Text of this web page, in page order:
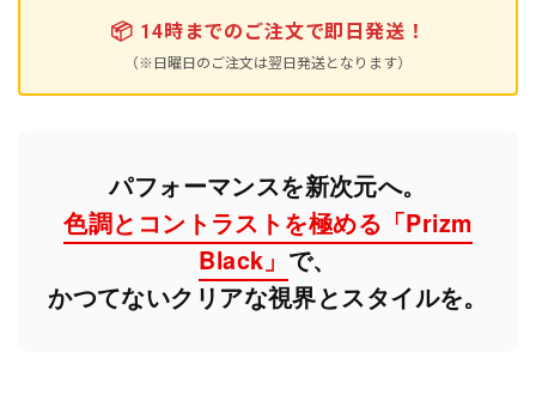
📦 14時までのご注文で即日発送！
（※日曜日のご注文は翌日発送となります）
パフォーマンスを新次元へ。
色調とコントラストを極める「Prizm
Black」 で、
かつてないクリアな視界とスタイルを。